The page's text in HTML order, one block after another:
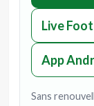
Live
App
Sans